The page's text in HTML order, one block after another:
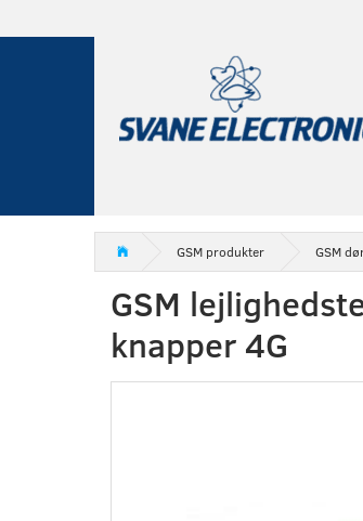
GSM produkter GSM
GSM
knapper 4G